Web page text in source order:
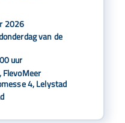
2026
van de
uur
FlevoMeer
4, Lelystad